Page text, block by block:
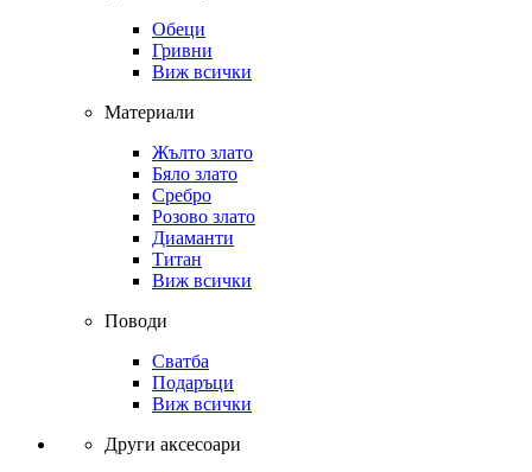
Обеци
Гривни
Виж всички
Материали
Жълто злато
Бяло злато
Сребро
Розово злато
Диаманти
Титан
Виж всички
Поводи
Сватба
Подаръци
Виж всички
Други аксесоари